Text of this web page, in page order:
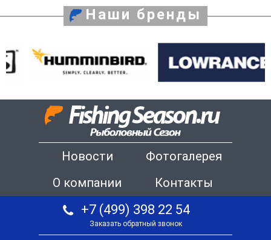
Наши бренды
Новости
Фотогалерея
О компании
Контакты
+7 (499) 398 22 54
Заказать обратный звонок